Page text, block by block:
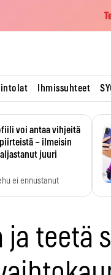
Ihmissuhteet
voi antaa vihjeitä
– ilmeisin
juuri
ei ennustanut
ja teetä